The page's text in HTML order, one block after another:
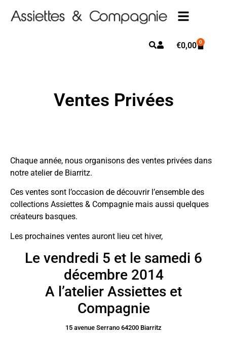
€0,00 0
Ventes Privées
Chaque année, nous organisons des ventes privées dans
notre atelier de Biarritz.
Ces ventes sont l’occasion de découvrir l’ensemble des
collections Assiettes & Compagnie mais aussi quelques
créateurs basques.
Les prochaines ventes auront lieu cet hiver,
Le vendredi 5 et le samedi 6
décembre 2014
A l’atelier Assiettes et
Compagnie
15 avenue Serrano 64200 Biarritz